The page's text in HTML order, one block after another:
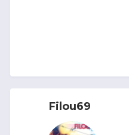
Filou69